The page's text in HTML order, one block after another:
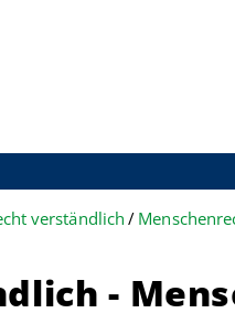
verständlich
-